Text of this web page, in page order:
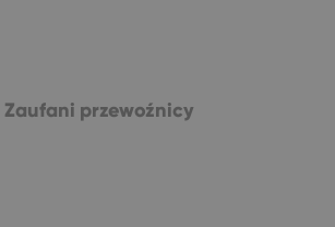
Zaufani przewoźnicy